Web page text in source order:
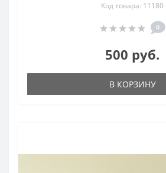
Код товара: 11180
0
500 руб.
В КОРЗИНУ